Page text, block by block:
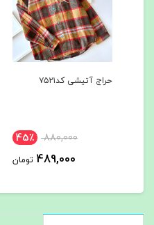
حراج آتیشی کد۷۵۲۱
880,000 45٪
489,000 تومان